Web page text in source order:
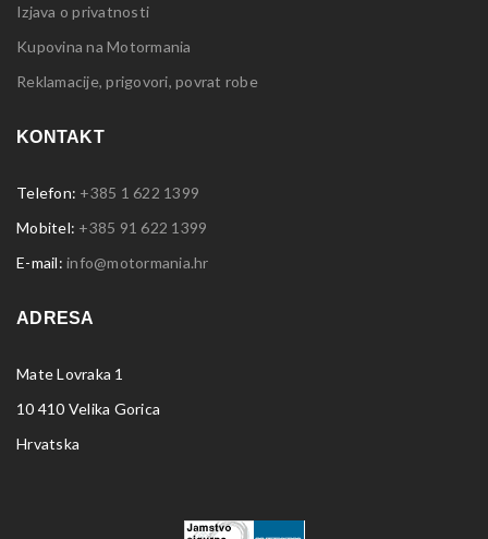
Izjava o privatnosti
Kupovina na Motormania
Reklamacije, prigovori, povrat robe
KONTAKT
Telefon: +385 1 622 1399
Mobitel: +385 91 622 1399
E-mail: info@motormania.hr
ADRESA
Mate Lovraka 1
10 410 Velika Gorica
Hrvatska